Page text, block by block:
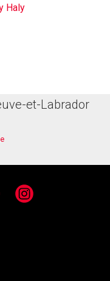
Haly
et-Labrador
Instagram